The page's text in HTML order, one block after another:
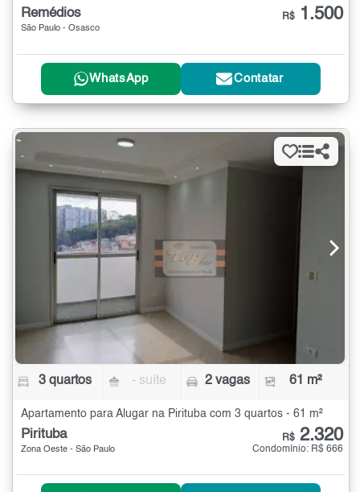
Remédios
São Paulo - Osasco
R$ 1.500
WhatsApp Contatar
3 quartos - suíte 2 vagas 61 m²
Apartamento para Alugar na Pirituba com 3 quartos - 61 m²
Pirituba
Zona Oeste - São Paulo
R$ 2.320
Condomínio: R$ 666